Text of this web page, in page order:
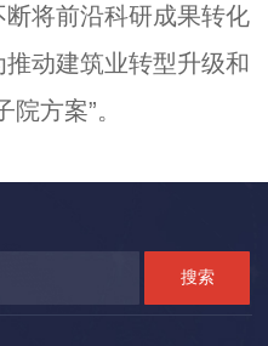
将前沿科研成果转化
动建筑业转型升级和
方案”。